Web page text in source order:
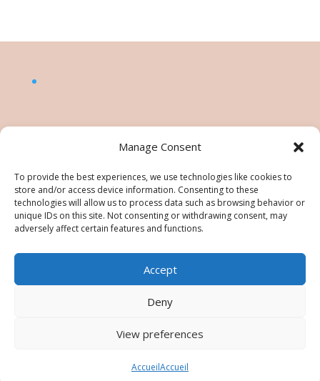
Manage Consent
To provide the best experiences, we use technologies like cookies to
store and/or access device information. Consenting to these
technologies will allow us to process data such as browsing behavior or
unique IDs on this site. Not consenting or withdrawing consent, may
adversely affect certain features and functions.
Accept
Deny
View preferences
AccueilAccueil
©Nésiris. Katia Picollier est Démonstratrice
indépendante pour Stampin' Up!®. Katia est
responsable du contenu de ce site, pour toute
utilisation des tutos/images/photos une
Images © Stampin’ Up!®